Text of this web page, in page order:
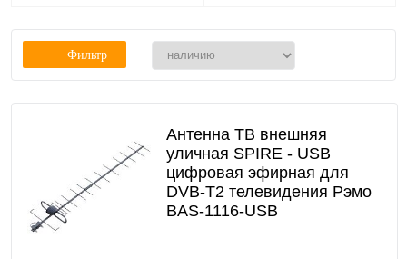
Фильтр
Антенна ТВ внешняя
уличная SPIRE - USB
цифровая эфирная для
DVB-T2 телевидения Рэмо
BAS-1116-USB